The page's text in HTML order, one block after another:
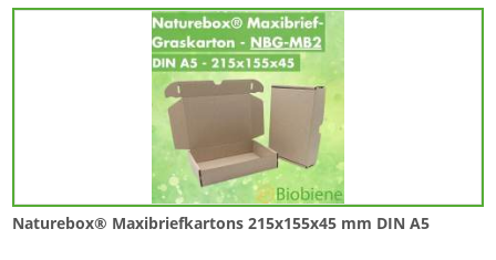
Naturebox® Maxibriefkartons 215x155x45 mm DIN A5